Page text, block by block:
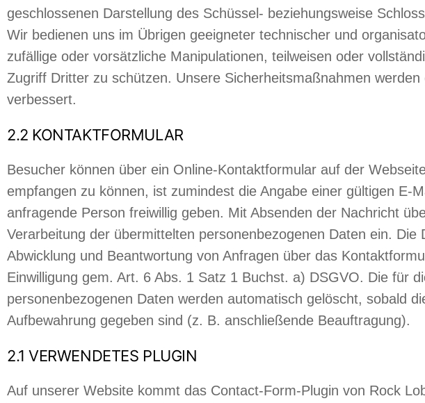
geschlossenen Darstellung des Schüssel- beziehungsweise
Wir bedienen uns im Übrigen geeigneter technischer und
zufällige oder vorsätzliche Manipulationen, teilweisen oder
Zugriff Dritter zu schützen. Unsere Sicherheitsmaßnahmen
verbessert.
2.2 KONTAKTFORMULAR
Besucher können über ein Online-Kontaktformular auf der
empfangen zu können, ist zumindest die Angabe einer gültigen E-
anfragende Person freiwillig geben. Mit Absenden der Nachricht
Verarbeitung der übermittelten personenbezogenen Daten ein.
Abwicklung und Beantwortung von Anfragen über das
Einwilligung gem. Art. 6 Abs. 1 Satz 1 Buchst. a) DSGVO. Die für
personenbezogenen Daten werden automatisch gelöscht, sobald
Aufbewahrung gegeben sind (z. B. anschließende Beauftragung).
2.1 VERWENDETES PLUGIN
Auf unserer Website kommt das Contact-Form-Plugin von Rock